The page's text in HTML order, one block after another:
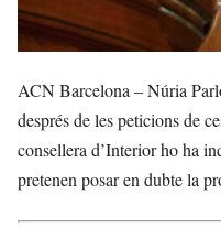
ACN Barcelona – Núria
després de les peticions de
consellera d’Interior ho ha
pretenen posar en dubte la